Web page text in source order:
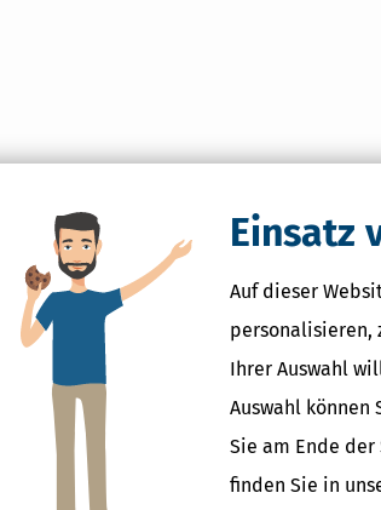
Einsatz
Auf dieser
personalisieren,
Ihrer Auswahl
Auswahl
Sie am Ende
finden Sie in
oder